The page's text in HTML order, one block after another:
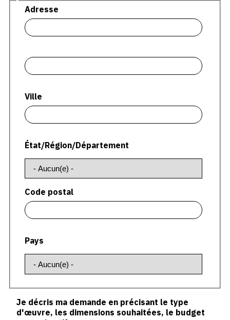
SUIVEZ-NOUS
INSTAGRAM
FACEBOOK
PINTEREST
Adresse
Adresse
Adresse2
Ville
État/Région/Département
Code postal
Pays
Je décris ma demande en précisant le type
d'œuvre, les dimensions souhaitées, le budget